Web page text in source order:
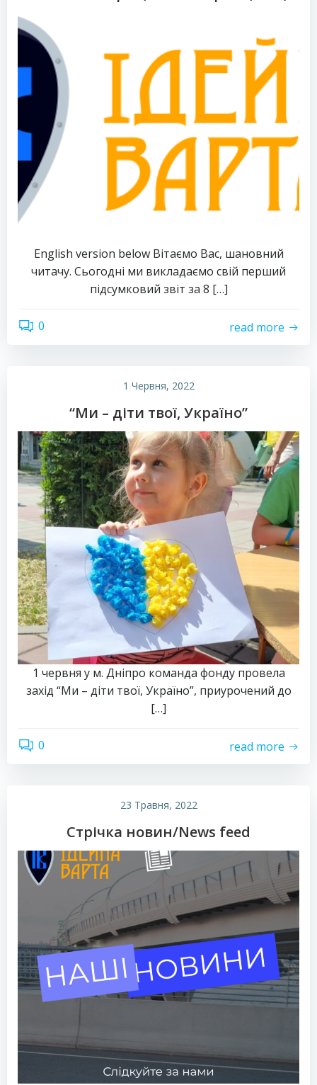
English version below Вітаємо Вас, шановний
читачу. Сьогодні ми викладаємо свій перший
підсумковий звіт за 8 […]
0 read more
1 Червня, 2022
“Ми – діти твої, Україно”
1 червня у м. Дніпро команда фонду провела
захід “Ми – діти твої, Україно”, приурочений до
[…]
0 read more
23 Травня, 2022
Стрічка новин/News feed